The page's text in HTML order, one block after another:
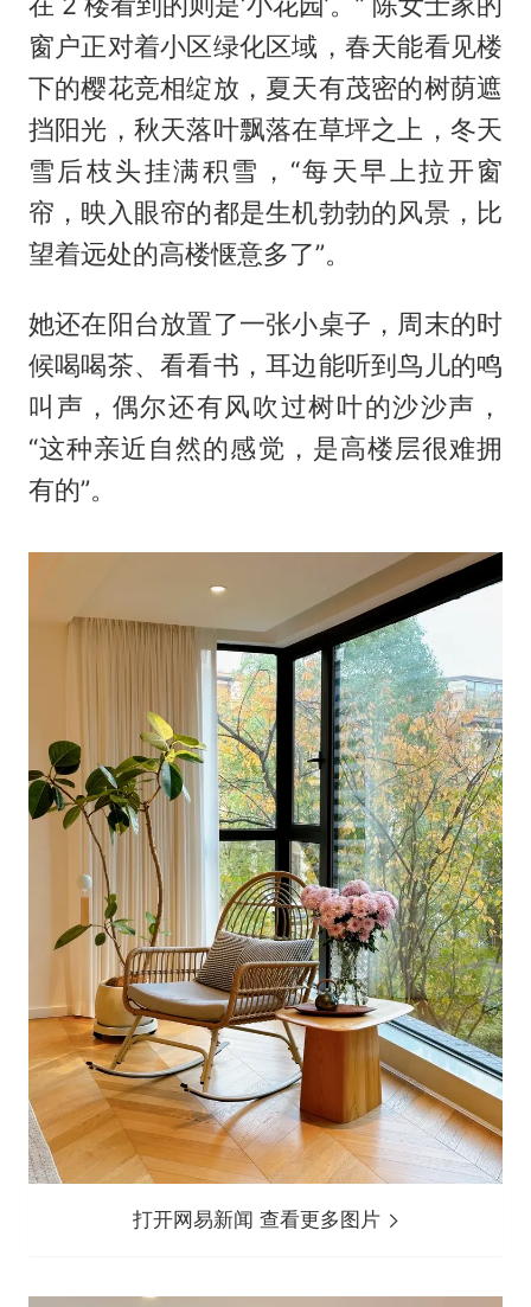
窗户正对着小区绿化区域，春天能看见楼
下的樱花竞相绽放，夏天有茂密的树荫遮
挡阳光，秋天落叶飘落在草坪之上，冬天
雪后枝头挂满积雪，“每天早上拉开窗
帘，映入眼帘的都是生机勃勃的风景，比
望着远处的高楼惬意多了”。
她还在阳台放置了一张小桌子，周末的时
候喝喝茶、看看书，耳边能听到鸟儿的鸣
叫声，偶尔还有风吹过树叶的沙沙声，
“这种亲近自然的感觉，是高楼层很难拥
有的”。
打开网易新闻 查看更多图片